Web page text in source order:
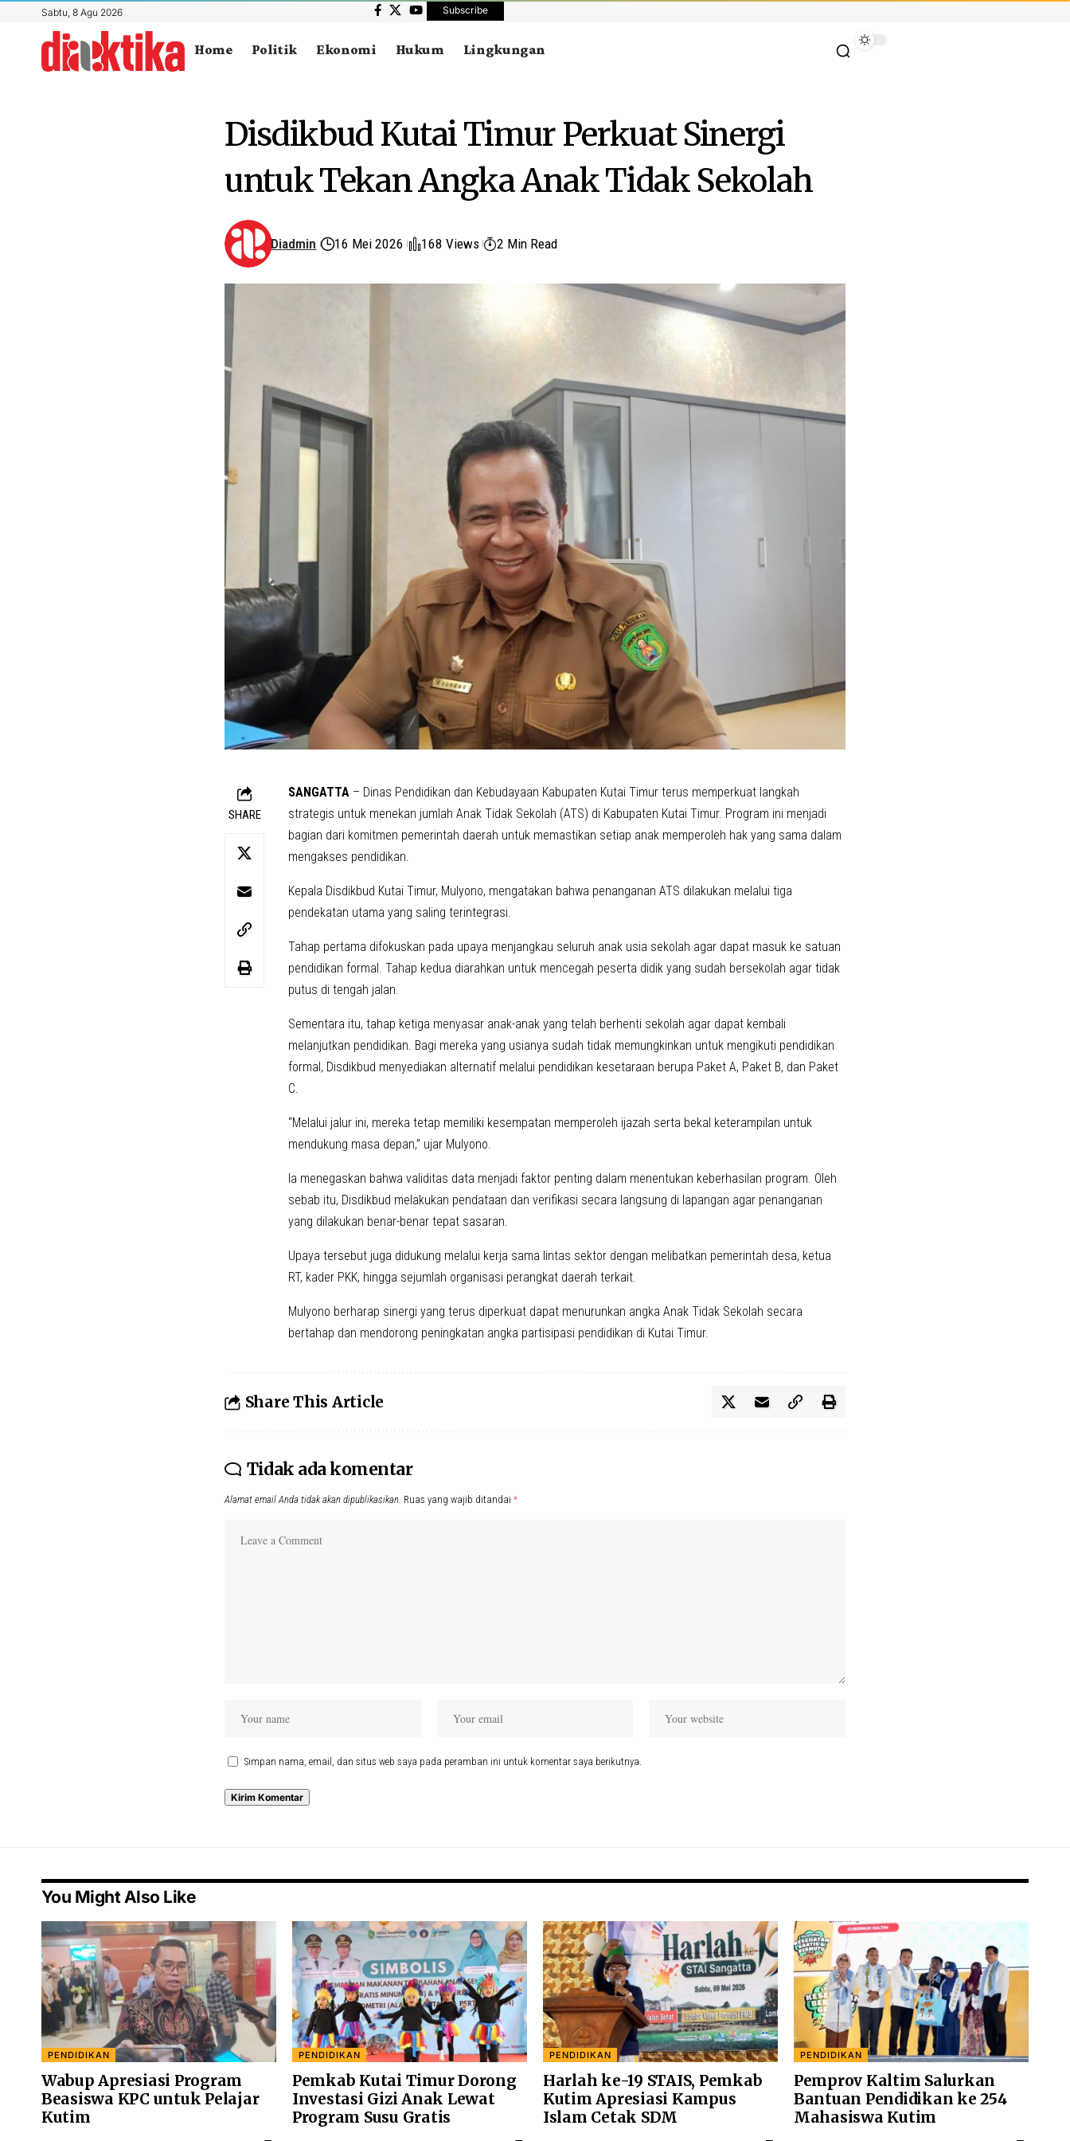
Sabtu, 8 Agu 2026 Subscribe
Home Politik Ekonomi Hukum Lingkungan
Disdikbud Kutai Timur Perkuat Sinergi
untuk Tekan Angka Anak Tidak Sekolah
Diadmin 16 Mei 2026 168 Views 2 Min Read
SHARE
SANGATTA – Dinas Pendidikan dan Kebudayaan Kabupaten Kutai Timur terus memperkuat langkah
strategis untuk menekan jumlah Anak Tidak Sekolah (ATS) di Kabupaten Kutai Timur. Program ini menjadi
bagian dari komitmen pemerintah daerah untuk memastikan setiap anak memperoleh hak yang sama dalam
mengakses pendidikan.
Kepala Disdikbud Kutai Timur, Mulyono, mengatakan bahwa penanganan ATS dilakukan melalui tiga
pendekatan utama yang saling terintegrasi.
Tahap pertama difokuskan pada upaya menjangkau seluruh anak usia sekolah agar dapat masuk ke satuan
pendidikan formal. Tahap kedua diarahkan untuk mencegah peserta didik yang sudah bersekolah agar tidak
putus di tengah jalan.
Sementara itu, tahap ketiga menyasar anak-anak yang telah berhenti sekolah agar dapat kembali
melanjutkan pendidikan. Bagi mereka yang usianya sudah tidak memungkinkan untuk mengikuti pendidikan
formal, Disdikbud menyediakan alternatif melalui pendidikan kesetaraan berupa Paket A, Paket B, dan Paket
C.
“Melalui jalur ini, mereka tetap memiliki kesempatan memperoleh ijazah serta bekal keterampilan untuk
mendukung masa depan,” ujar Mulyono.
Ia menegaskan bahwa validitas data menjadi faktor penting dalam menentukan keberhasilan program. Oleh
sebab itu, Disdikbud melakukan pendataan dan verifikasi secara langsung di lapangan agar penanganan
yang dilakukan benar-benar tepat sasaran.
Upaya tersebut juga didukung melalui kerja sama lintas sektor dengan melibatkan pemerintah desa, ketua
RT, kader PKK, hingga sejumlah organisasi perangkat daerah terkait.
Mulyono berharap sinergi yang terus diperkuat dapat menurunkan angka Anak Tidak Sekolah secara
bertahap dan mendorong peningkatan angka partisipasi pendidikan di Kutai Timur.
Share This Article
Tidak ada komentar
Alamat email Anda tidak akan dipublikasikan. Ruas yang wajib ditandai *
Simpan nama, email, dan situs web saya pada peramban ini untuk komentar saya berikutnya.
You Might Also Like
PENDIDIKAN
Wabup Apresiasi Program
Beasiswa KPC untuk Pelajar
Kutim
PENDIDIKAN
Pemkab Kutai Timur Dorong
Investasi Gizi Anak Lewat
Program Susu Gratis
PENDIDIKAN
Harlah ke-19 STAIS, Pemkab
Kutim Apresiasi Kampus
Islam Cetak SDM
PENDIDIKAN
Pemprov Kaltim Salurkan
Bantuan Pendidikan ke 254
Mahasiswa Kutim